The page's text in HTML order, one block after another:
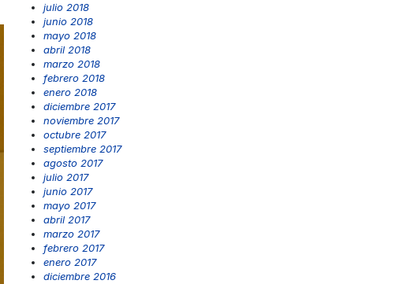
julio 2018
junio 2018
mayo 2018
abril 2018
marzo 2018
febrero 2018
enero 2018
diciembre 2017
noviembre 2017
octubre 2017
septiembre 2017
agosto 2017
julio 2017
junio 2017
mayo 2017
abril 2017
marzo 2017
febrero 2017
enero 2017
diciembre 2016